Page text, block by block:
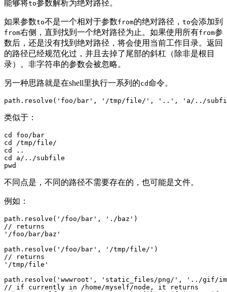
能够将to参数解析为绝对路径。
如果参数to不是一个相对于参数from的绝对路径， to会添加到
from右侧，直到找到一个绝对路径为止。如果使用所有from参
数后，还是没有找到绝对路径，将会使用当前工作目录。返回
的路径已经规范化过，并且去掉了尾部的斜杠（除非是根目
录）。非字符串的参数会被忽略。
另一种思路就是在shell里执行一系列的cd命令。
类似于：
cd foo/bar
cd /tmp/file/
cd ..
cd a/../subfile
不同点是，不同的路径不需要存在的，也可能是文件。
例如：
path.resolve('/foo/bar', './baz')
// returns
'/foo/bar/baz'
path.resolve('/foo/bar', '/tmp/file/')
// returns
'/tmp/file'
path.resolve('wwwroot', 'static_files/png/', '../gif/
// if currently in /home/myself/node, it returns